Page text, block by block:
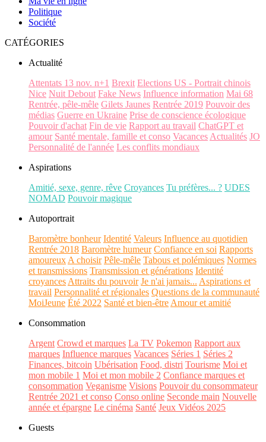
Politique
Société
CATÉGORIES
Actualité
Attentats 13 nov. n+1 Brexit Elections US - Portrait chinois
Nice Nuit Debout Fake News Influence information Mai 68
Rentrée, pêle-mêle Gilets Jaunes Rentrée 2019 Pouvoir des
médias Guerre en Ukraine Prise de conscience écologique
Pouvoir d'achat Fin de vie Rapport au travail ChatGPT et
amour Santé mentale, famille et conso Vacances Actualités JO
Personnalité de l'année Les conflits mondiaux
Aspirations
Amitié, sexe, genre, rêve Croyances Tu préfères... ? UDES
NOMAD Pouvoir magique
Autoportrait
Baromètre bonheur Identité Valeurs Influence au quotidien
Rentrée 2018 Baromètre humeur Confiance en soi Rapports
amoureux A choisir Pêle-mêle Tabous et polémiques Normes
et transmissions Transmission et générations Identité
croyances Attraits du pouvoir Je n'ai jamais... Aspirations et
travail Personnalité et régionales Questions de la communauté
MoiJeune Été 2022 Santé et bien-être Amour et amitié
Consommation
Argent Crowd et marques La TV Pokemon Rapport aux
marques Influence marques Vacances Séries 1 Séries 2
Finances, bitcoin Ubérisation Food, distri Tourisme Moi et
mon mobile 1 Moi et mon mobile 2 Confiance marques et
consommation Veganisme Visions Pouvoir du consommateur
Rentrée 2021 et conso Conso online Seconde main Nouvelle
année et épargne Le cinéma Santé Jeux Vidéos 2025
Guests